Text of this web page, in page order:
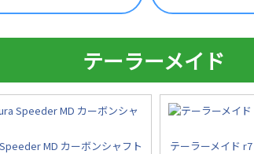
テーラーメイド
MD カーボンシャフト テーラーメイド